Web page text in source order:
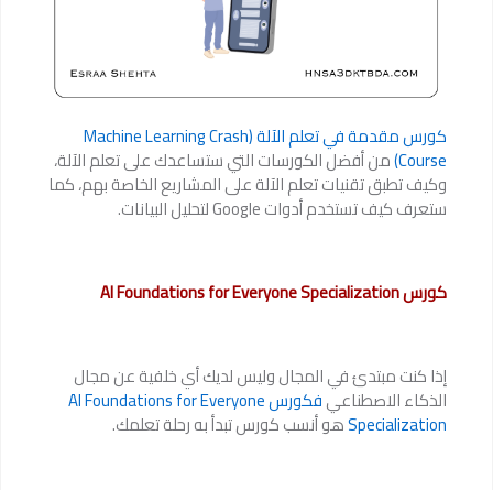
كورس مقدمة في تعلم الآلة (Machine Learning Crash
Course)من أفضل الكورسات التي ستساعدك على تعلم الآلة،
وكيف تطبق تقنيات تعلم الآلة على المشاريع الخاصة بهم، كما
ستعرف كيف تستخدم أدوات Google لتحليل البيانات.
كورس AI Foundations for Everyone Specialization
إذا كنت مبتدئ في المجال وليس لديك أي خلفية عن مجال
الذكاء الاصطناعي فكورس AI Foundations for Everyone
Specializationهو أنسب كورس تبدأ به رحلة تعلمك.